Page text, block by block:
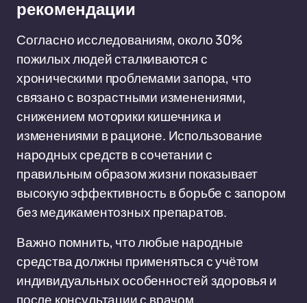
рекомендации
Согласно исследованиям, около 30%
пожилых людей сталкиваются с
хроническими проблемами запора, что
связано с возрастными изменениями,
снижением моторики кишечника и
изменениями в рационе. Использование
народных средств в сочетании с
правильным образом жизни показывает
высокую эффективность в борьбе с запором
без медикаментозных препаратов.
Важно помнить, что любые народные
средства должны применяться с учётом
индивидуальных особенностей здоровья и